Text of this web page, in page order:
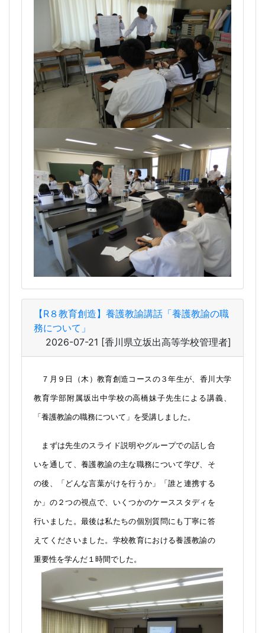
【R８教育創造】養護教諭講話「養護教諭の職
務について」
2026-07-21 [香川県立坂出高等学校管理者]
７月９日（木）教育創造コースの３年生が、香川大学
教育学部附属坂出中学校の高橋妹子先生による講義、
「養護教諭の職務について」を受講しました。
まずは先生のスライド説明やグループでの話し合
いを通して、養護教諭の主な職務について学び、そ
の後、「どんな言葉がけを行うか」「誰と連携する
か」の２つの視点で、いくつかのケーススタディを
行いました。最後は私たちの個別質問にも丁寧に答
えてくださいました。学校教育における養護教諭の
重要性を学んだ１時間でした。